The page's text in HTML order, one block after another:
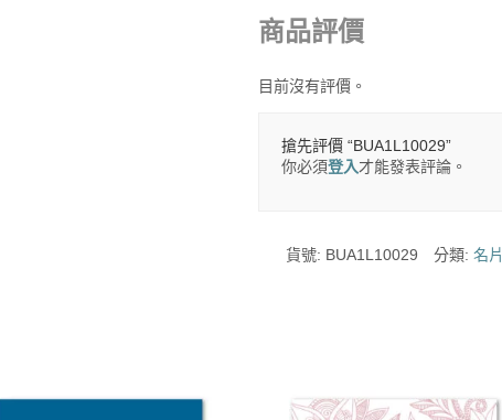
商品評價
目前沒有評價。
搶先評價 “BUA1L10029”
你必須登入才能發表評論。
貨號: BUA1L10029 分類:名片